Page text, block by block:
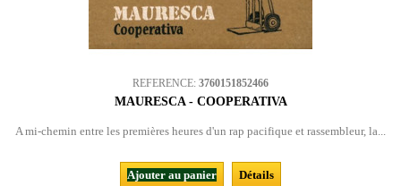
REFERENCE: 3760151852466
MAURESCA - COOPERATIVA
A mi-chemin entre les premières heures d'un rap pacifique et rassembleur, la...
Ajouter au panier
Détails